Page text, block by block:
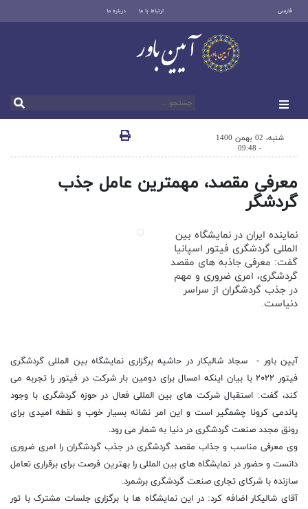
فارسی ارتباط با ما درباره ما
شنبه، 02 بهمن 1400
- 09:48
معرفی مقصد، مهمترین عامل جذب
گردشگر
نماینده ایران در نمایشگاه بین
المللی گردشگری فیتور اسپانیا
گفت: معرفی جاذبه های مقصد
گردشگری، امری ضروری و مهم
در جذب گردشگران از سراسر
دنیاست.
آیین باور - سجاد شالیکار در حاشیه برگزاری نمایشگاه بین المللی گردشگری
فیتور ۲۰۲۲ با بیان اینکه امسال برای دومین بار شرکت در فیتور را تجربه می
کند، گفت: استقبال شرکت های بین المللی فعال در حوزه گردشگری با وجود
پاندمی کرونا چشمگیر است و این امر نشانه بسیار خوب و نقطه امیدی برای
رونق مجدد صنعت گردشگری در دنیا به شمار می رود.
وی معرفی مناسب و جذاب مقصد گردشگری در جذب گردشگران را امری ضروری
دانست و حضور در نمایشگاه های بین المللی را بهترین فرصت برای برقراری تعامل
سازنده با شرکای تجاری صنعت گردشگری برشمرد.
آقای شالیکار اضافه کرد: در این نمایشگاه ها با برگزاری جلسات مشترک با تور